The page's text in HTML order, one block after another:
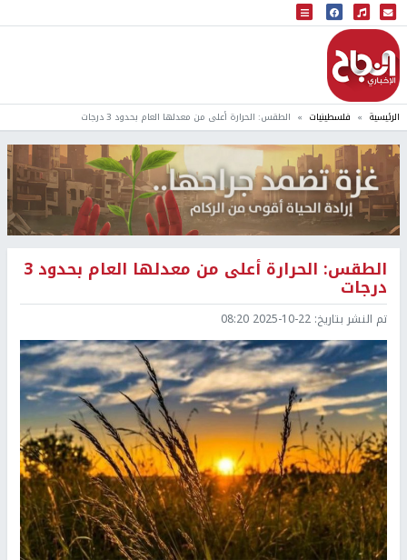
البث المباشر
إذاعة النجاح
الرئيسية فلسطينيات الطقس: الحرارة أعلى من معدلها العام بحدود 3 درجات
الطقس: الحرارة أعلى من معدلها العام بحدود 3
درجات
تم النشر بتاريخ: 2025-10-22 08:20